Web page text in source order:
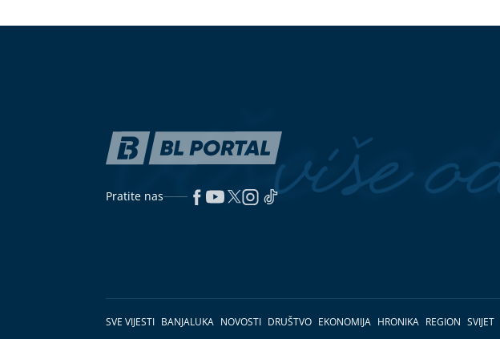
Pratite nas
SVE VIJESTI BANJALUKA NOVOSTI DRUŠTVO EKONOMIJA HRONIKA REGION SVIJET